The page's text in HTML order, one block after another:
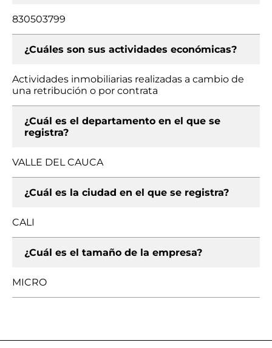
830503799
¿Cuáles son sus actividades económicas?
Actividades inmobiliarias realizadas a cambio de
una retribución o por contrata
¿Cuál es el departamento en el que se
registra?
VALLE DEL CAUCA
¿Cuál es la ciudad en el que se registra?
CALI
¿Cuál es el tamaño de la empresa?
MICRO